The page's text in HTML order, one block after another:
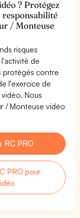
? Protégez
responsabilité
/ Monteuse
risques
de
protégés contre
l'exercice de
Nous
/ Monteuse vidéo
RC PRO
PRO pour